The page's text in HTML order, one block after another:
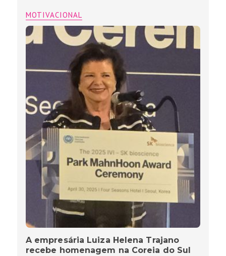
MOTIVACIONAL
A empresária Luiza Helena Trajano
recebe homenagem na Coreia do Sul